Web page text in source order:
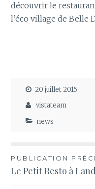
découvrir le
l’éco village de Belle
20 juillet 2015
vistateam
news
Navigation
de
PUBLICATION
Le Petit Resto à